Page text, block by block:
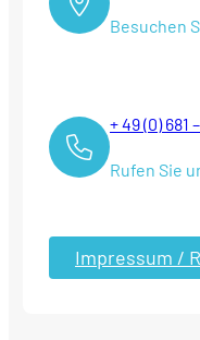
Besuchen
+ 49 (0) 681
Rufen Sie
Impressum /